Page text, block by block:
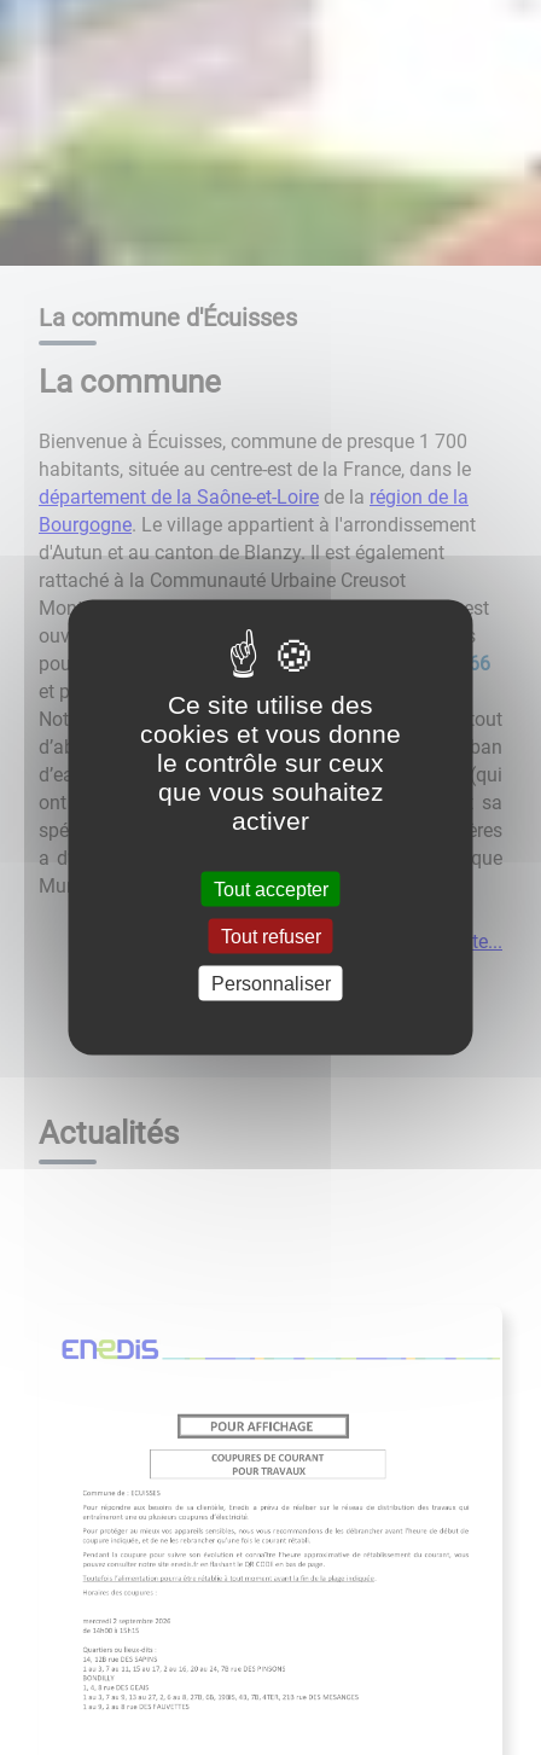
La commune d'Écuisses
La commune
Bienvenue à Écuisses, commune de presque 1 700
habitants, située au centre-est de la France, dans le
département de la Saône-et-Loire de la région de la
Bourgogne. Le village appartient à l'arrondissement
d'Autun et au canton de Blanzy. Il est également
rattaché à la Communauté Urbaine Creusot
Montceau.La mairie, située Rue du 19 Mars 1962, est
ouverte
du lundi au vendredi de 8h00 à 17h00.
Vous
pouvez nous joindre par téléphone au
03.85.78.92.66
et par mail
mairie@ecuisses.fr
Notre village est indissociable du canal du Centre, tout
d’abord par sa géographie qui s’étire le long du ruban
d’eau. Ensuite par son histoire, avec ses 7 écluses (qui
ont inspiré le nom de notre école) et qui forgent sa
spécificité patrimoniale. L’une des maisons éclusières
a d’ailleurs été réhabilitée et accueille la Bibliothèque
Municipale Roger Denux.
Suite...
Actualités
Ce site utilise des
cookies et vous donne
le contrôle sur ceux
que vous souhaitez
activer
Tout accepter
Tout refuser
Personnaliser